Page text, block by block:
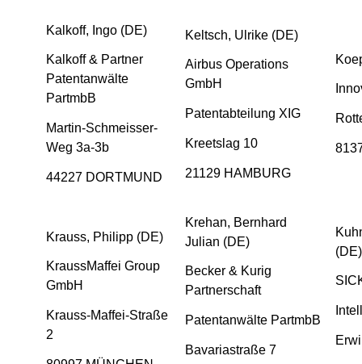
Kalkoff, Ingo (DE)
Kalkoff & Partner
Patentanwälte
PartmbB
Martin-Schmeisser-
Weg 3a-3b
44227 DORTMUND
Keltsch, Ulrike (DE)
Airbus Operations
GmbH
Patentabteilung XIG
Kreetslag 10
21129 HAMBURG
Krauss, Philipp (DE)
KraussMaffei Group
GmbH
Krauss-Maffei-Straße
2
Krehan, Bernhard
Julian (DE)
Becker & Kurig
Partnerschaft
Patentanwälte PartmbB
Bavariastraße 7
(DE)